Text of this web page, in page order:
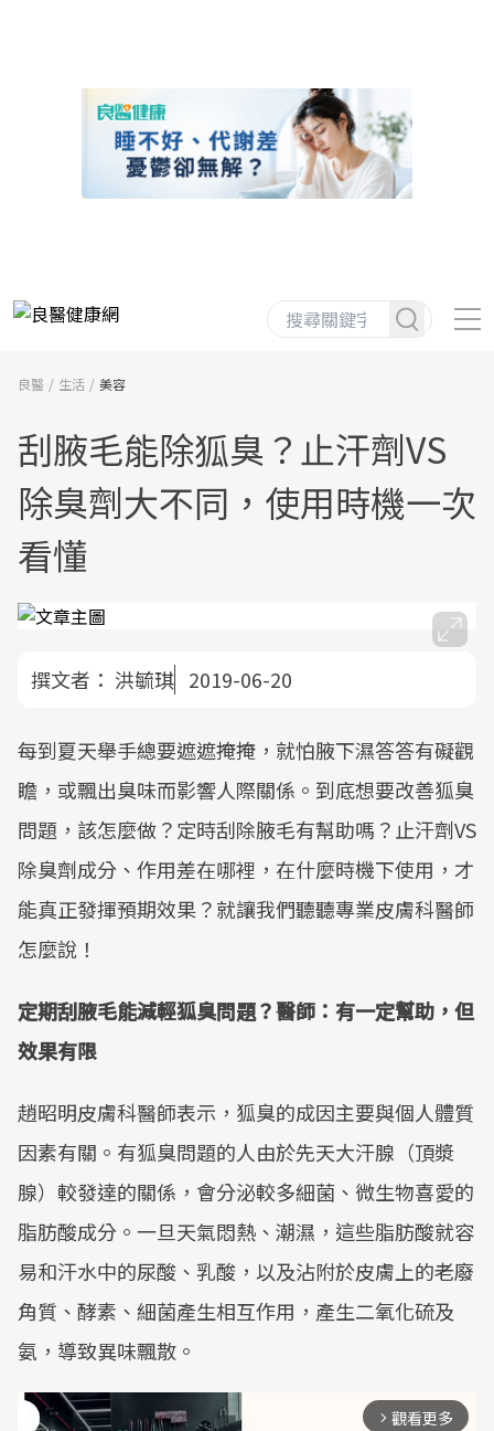
良醫 生活 美容
刮腋毛能除狐臭？止汗劑VS
除臭劑大不同，使用時機一次
看懂
撰文者： 洪毓琪 2019-06-20
每到夏天舉手總要遮遮掩掩，就怕腋下濕答答有礙觀
瞻，或飄出臭味而影響人際關係。到底想要改善狐臭
問題，該怎麼做？定時刮除腋毛有幫助嗎？止汗劑VS
除臭劑成分、作用差在哪裡，在什麼時機下使用，才
能真正發揮預期效果？就讓我們聽聽專業皮膚科醫師
怎麼說！
定期刮腋毛能減輕狐臭問題？醫師：有一定幫助，但
效果有限
趙昭明皮膚科醫師表示，狐臭的成因主要與個人體質
因素有關。有狐臭問題的人由於先天大汗腺（頂漿
腺）較發達的關係，會分泌較多細菌、微生物喜愛的
脂肪酸成分。一旦天氣悶熱、潮濕，這些脂肪酸就容
易和汗水中的尿酸、乳酸，以及沾附於皮膚上的老廢
角質、酵素、細菌產生相互作用，產生二氧化硫及
氨，導致異味飄散。
arrow_forward_ios 觀看更多